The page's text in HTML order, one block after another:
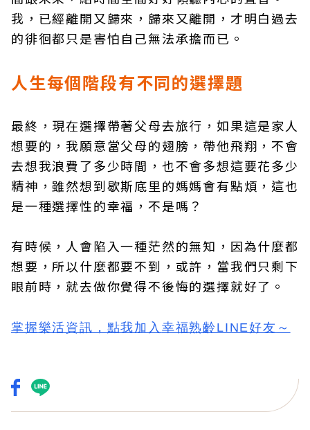
我，已經離開又歸來，歸來又離開，才明白過去
的徘徊都只是害怕自己無法承擔而已。
人生每個階段有不同的選擇題
最終，現在選擇帶著父母去旅行，如果這是家人
想要的，我願意當父母的翅膀，帶他飛翔，不會
去想我浪費了多少時間，也不會多想這要花多少
精神，雖然想到歇斯底里的媽媽會有點煩，這也
是一種選擇性的幸福，不是嗎？
有時候，人會陷入一種茫然的無知，因為什麼都
想要，所以什麼都要不到，或許，當我們只剩下
眼前時，就去做你覺得不後悔的選擇就好了。
掌握樂活資訊， 點我加入 幸福熟齡LINE好友 ～